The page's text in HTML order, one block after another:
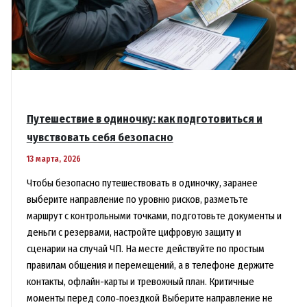
Путешествие в одиночку: как подготовиться и
чувствовать себя безопасно
13 марта, 2026
Чтобы безопасно путешествовать в одиночку, заранее
выберите направление по уровню рисков, разметьте
маршрут с контрольными точками, подготовьте документы и
деньги с резервами, настройте цифровую защиту и
сценарии на случай ЧП. На месте действуйте по простым
правилам общения и перемещений, а в телефоне держите
контакты, офлайн-карты и тревожный план. Критичные
моменты перед соло‑поездкой Выберите направление не